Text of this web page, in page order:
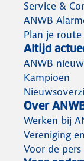
Service &
ANWB
Plan je route
Altijd
ANWB
Kampioen
Over
Werken bij
Vereniging
Voor de pers